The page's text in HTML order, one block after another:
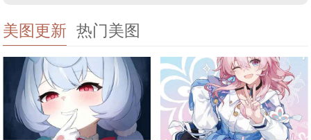
美图更新 热门美图